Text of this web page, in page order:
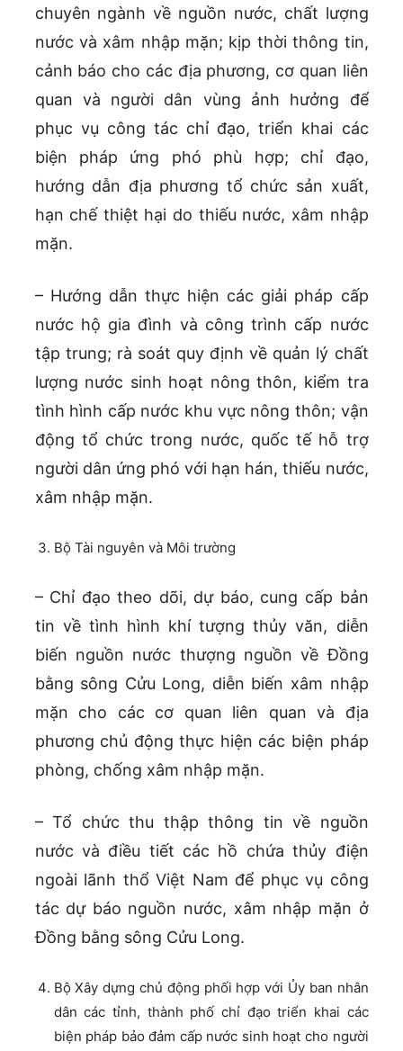
chuyên ngành về nguồn nước, chất lượng
nước và xâm nhập mặn; kịp thời thông tin,
cảnh báo cho các địa phương, cơ quan liên
quan và người dân vùng ảnh hưởng để
phục vụ công tác chỉ đạo, triển khai các
biện pháp ứng phó phù hợp; chỉ đạo,
hướng dẫn địa phương tổ chức sản xuất,
hạn chế thiệt hại do thiếu nước, xâm nhập
mặn.
– Hướng dẫn thực hiện các giải pháp cấp
nước hộ gia đình và công trình cấp nước
tập trung; rà soát quy định về quản lý chất
lượng nước sinh hoạt nông thôn, kiểm tra
tình hình cấp nước khu vực nông thôn; vận
động tổ chức trong nước, quốc tế hỗ trợ
người dân ứng phó với hạn hán, thiếu nước,
xâm nhập mặn.
Bộ Tài nguyên và Môi trường
– Chỉ đạo theo dõi, dự báo, cung cấp bản
tin về tình hình khí tượng thủy văn, diễn
biến nguồn nước thượng nguồn về Đồng
bằng sông Cửu Long, diễn biến xâm nhập
mặn cho các cơ quan liên quan và địa
phương chủ động thực hiện các biện pháp
phòng, chống xâm nhập mặn.
– Tổ chức thu thập thông tin về nguồn
nước và điều tiết các hồ chứa thủy điện
ngoài lãnh thổ Việt Nam để phục vụ công
tác dự báo nguồn nước, xâm nhập mặn ở
Đồng bằng sông Cửu Long.
Bộ Xây dựng chủ động phối hợp với Ủy ban nhân
dân các tỉnh, thành phố chỉ đạo triển khai các
biện pháp bảo đảm cấp nước sinh hoạt cho người